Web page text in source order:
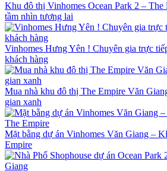
Khu đô thị Vinhomes Ocean Park 2 –
tầm nhìn tương lai
Vinhomes Hưng Yên ! Chuyên gia trực
khách hàng
Mua nhà khu đô thị The Empire Văn
gian xanh
Mặt bằng dự án Vinhomes Văn Giang –
Empire